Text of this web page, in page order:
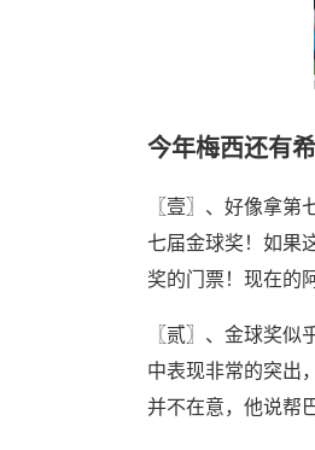
今年梅西还有
〖壹〗、好像拿
七届金球奖！如果
奖的门票！现在的
〖贰〗、金球奖
中表现非常的突出
并不在意，他说帮